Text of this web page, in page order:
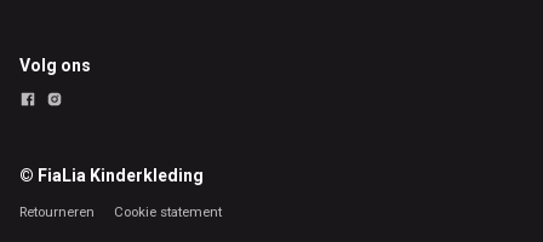
Volg ons
© FiaLia Kinderkleding
Retourneren Cookie statement